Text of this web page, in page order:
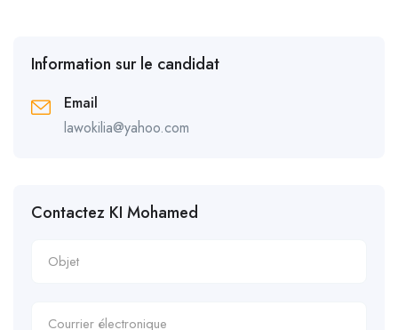
Information sur le candidat
Email
lawokilia@yahoo.com
Contactez KI Mohamed